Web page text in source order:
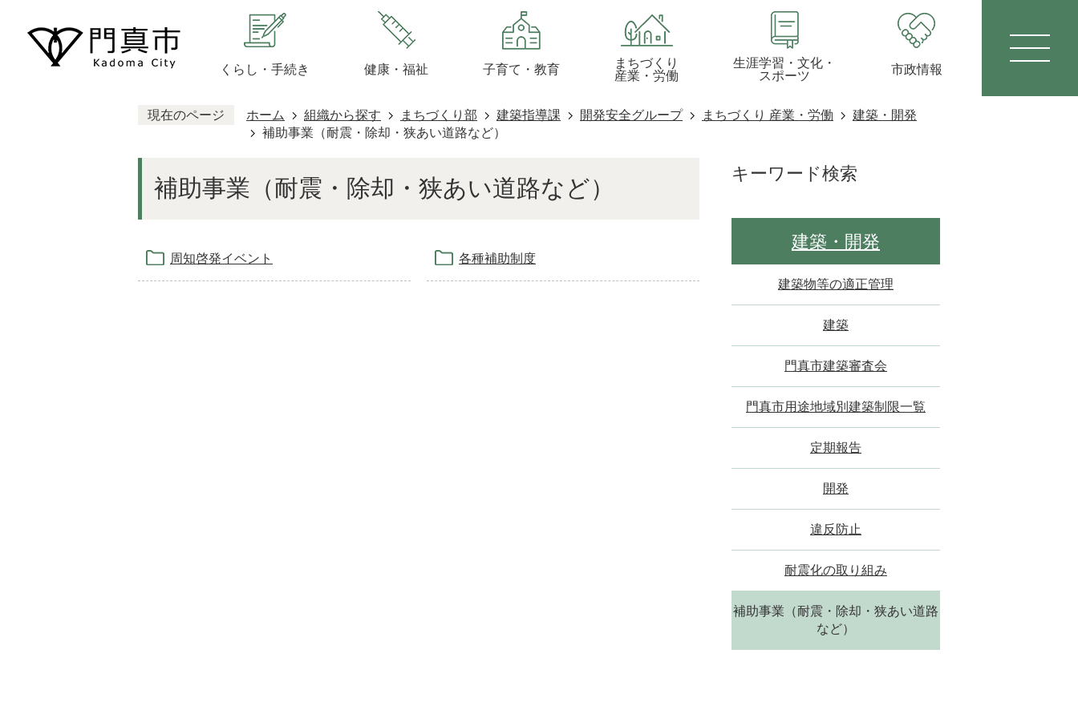
くらし・手続き 健康・福祉 子育て・教育
まちづくり
産業・労働
生涯学習・文化・
スポーツ
市政情報
現在のページ ホーム 組織から探す まちづくり部 建築指導課 開発安全グループ まちづくり 産業・労働
建築・開発
補助事業（耐震・除却・狭あい道路など）
補助事業（耐震・除却・狭あい道路など）
周知啓発イベント 各種補助制度
キーワード検索
建築・開発
建築物等の適正管理
建築
門真市建築審査会
門真市用途地域別建築制限一覧
定期報告
開発
違反防止
耐震化の取り組み
補助事業（耐震・除却・狭あい道路
など）